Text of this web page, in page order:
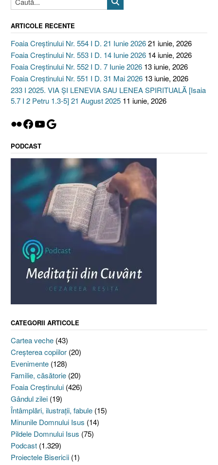
ARTICOLE RECENTE
Foaia Creștinului Nr. 554 I D. 21 Iunie 202621 iunie, 2026
Foaia Creștinului Nr. 553 I D. 14 Iunie 2026 14 iunie, 2026
Foaia Creștinului Nr. 552 I D. 7 Iunie 2026 13 iunie, 2026
Foaia Creștinului Nr. 551 I D. 31 Mai 2026 13 iunie, 2026
233 I 2025. VIA ȘI LENEVIA SAU LENEA SPIRITUALĂ [Isaia
5.7 I 2 Petru 1.3-5] 21 August 2025 11 iunie, 2026
Flickr
Facebook
YouTube
Google
PODCAST
CATEGORII ARTICOLE
Cartea veche (43)
Creşterea copiilor (20)
Evenimente (128)
Familie, căsătorie (20)
Foaia Creştinului (426)
Gândul zilei (19)
Întâmplări, ilustraţii, fabule (15)
Minunile Domnului Isus (14)
Pildele Domnului Isus (75)
Podcast (1.329)
Proiectele Bisericii (1)